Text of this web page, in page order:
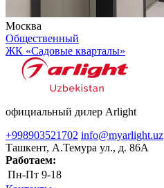
Москва
Общественный
ЖК «Садовые кварталы»
официальный дилер Arlight
+998903521702 info@myarlight.uz
Ташкент, А.Темура ул., д. 86А
Работаем:
Пн-Пт 9-18